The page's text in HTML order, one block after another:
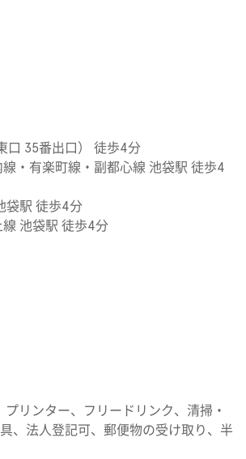
口 35番出口） 徒歩4分
・有楽町線・副都心線 池袋駅 徒歩4
袋駅 徒歩4分
池袋駅 徒歩4分
リンター、フリードリンク、清掃・
、法人登記可、郵便物の受け取り、半